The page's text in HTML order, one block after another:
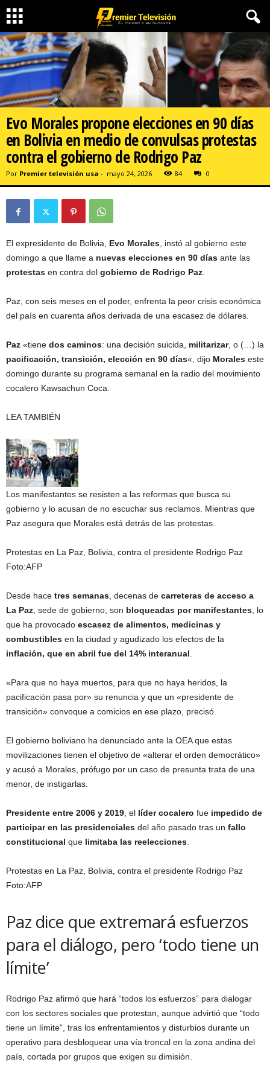
Evo Morales propone elecciones en 90 días
en Bolivia en medio de convulsas protestas
contra el gobierno de Rodrigo Paz
Por Premier televisión usa - mayo 24, 2026 84 0
El expresidente de Bolivia, Evo Morales, instó al gobierno este
domingo a que llame a nuevas elecciones en 90 días ante las
protestas en contra del gobierno de Rodrigo Paz.
Paz, con seis meses en el poder, enfrenta la peor crisis económica
del país en cuarenta años derivada de una escasez de dólares.
Paz «tiene dos caminos: una decisión suicida, militarizar, o (…) la
pacificación, transición, elección en 90 días«, dijo Morales este
domingo durante su programa semanal en la radio del movimiento
cocalero Kawsachun Coca.
LEA TAMBIÉN
Los manifestantes se resisten a las reformas que busca su
gobierno y lo acusan de no escuchar sus reclamos. Mientras que
Paz asegura que Morales está detrás de las protestas.
Protestas en La Paz, Bolivia, contra el presidente Rodrigo Paz
Foto:AFP
Desde hace tres semanas, decenas de carreteras de acceso a
La Paz, sede de gobierno, son bloqueadas por manifestantes, lo
que ha provocado escasez de alimentos, medicinas y
combustibles en la ciudad y agudizado los efectos de la
inflación, que en abril fue del 14% interanual.
«Para que no haya muertos, para que no haya heridos, la
pacificación pasa por» su renuncia y que un «presidente de
transición» convoque a comicios en ese plazo, precisó.
El gobierno boliviano ha denunciado ante la OEA que estas
movilizaciones tienen el objetivo de «alterar el orden democrático»
y acusó a Morales, prófugo por un caso de presunta trata de una
menor, de instigarlas.
Presidente entre 2006 y 2019, el líder cocalero fue impedido de
participar en las presidenciales del año pasado tras un fallo
constitucional que limitaba las reelecciones.
Protestas en La Paz, Bolivia, contra el presidente Rodrigo Paz
Foto:AFP
Paz dice que extremará esfuerzos
para el diálogo, pero ‘todo tiene un
límite’
Rodrigo Paz afirmó que hará “todos los esfuerzos” para dialogar
con los sectores sociales que protestan, aunque advirtió que “todo
tiene un límite”, tras los enfrentamientos y disturbios durante un
operativo para desbloquear una vía troncal en la zona andina del
país, cortada por grupos que exigen su dimisión.